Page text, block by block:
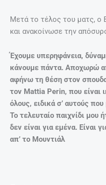
Μετά το τέλος του ματς, ο
και ανακοίνωσε την
Έχουμε υπερηφάνεια,
κάνουμε πάντα. Αποχωρώ
αφήνω τη θέση στον
τον Mattia Perin, που είναι
όλους, ειδικά σ’ αυτούς
Το τελευταίο παιχνίδι μου
δεν είναι για εμένα. Είναι
απ’ το Μουντιάλ